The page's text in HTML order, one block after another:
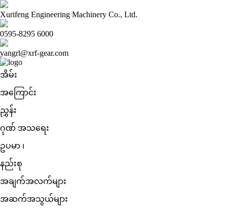
Xurifeng Engineering Machinery Co., Ltd.
0595-8295 6000
yangrl@xrf-gear.com
အိမ်း
အကြောင်း
ညွှန်း
ဂုဏ် အသရေး
ဥပမာ ၊
နည်းစု
အချက်အလက်များ
အဆက်အသွယ်များ